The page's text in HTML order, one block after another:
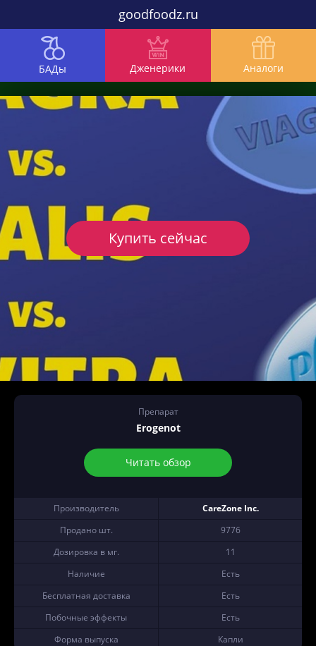
goodfoodz.ru
БАДы Дженерики Аналоги
Препарат
Erogenot
Читать обзор
Производитель
CareZone Inc.
Продано шт.
9776
Дозировка в мг.
11
Наличие
Есть
Бесплатная доставка
Есть
Побочные эффекты
Есть
Форма выпуска
Капли
Купить сейчас